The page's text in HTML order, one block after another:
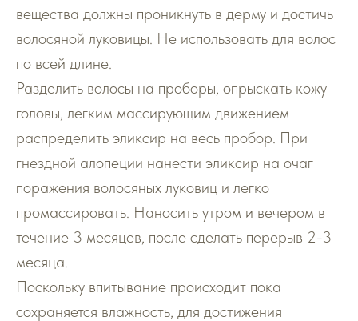
вещества должны проникнуть в дерму и достичь
волосяной луковицы. Не использовать для волос
по всей длине.
Разделить волосы на проборы, опрыскать кожу
головы, легким массирующим движением
распределить эликсир на весь пробор. При
гнездной алопеции нанести эликсир на очаг
поражения волосяных луковиц и легко
промассировать. Наносить утром и вечером в
течение 3 месяцев, после сделать перерыв 2-3
месяца.
Поскольку впитывание происходит пока
сохраняется влажность, для достижения